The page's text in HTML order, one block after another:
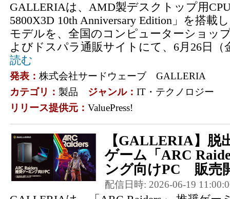
GALLERIAは、AMD製デスクトップ用
5800X3D 10th Anniversary Edition」を搭載
モデルを、全国のコンピューターショッ
よびドスパラ通販サイトにて、6月26日（
読む
発表： 株式会社サードウェーブ GALLERIA
カテゴリ： 製品 ジャンル： IT・テクノロジー
リリース提供元： ValuePress!
【GALLERIA】脱
ゲーム「ARC
ング向けPC 販売
配信日時: 2026-06-19